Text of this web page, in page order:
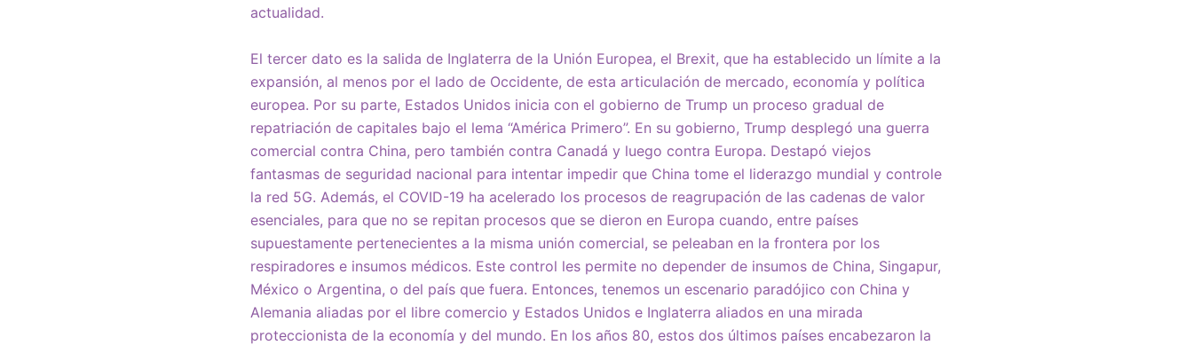
actualidad.
El tercer dato es la salida de Inglaterra de la Unión Europea, el Brexit, que ha establecido un límite a la
expansión, al menos por el lado de Occidente, de esta articulación de mercado, economía y política
europea. Por su parte, Estados Unidos inicia con el gobierno de Trump un proceso gradual de
repatriación de capitales bajo el lema “América Primero”. En su gobierno, Trump desplegó una guerra
comercial contra China, pero también contra Canadá y luego contra Europa. Destapó viejos
fantasmas de seguridad nacional para intentar impedir que China tome el liderazgo mundial y controle
la red 5G. Además, el COVID-19 ha acelerado los procesos de reagrupación de las cadenas de valor
esenciales, para que no se repitan procesos que se dieron en Europa cuando, entre países
supuestamente pertenecientes a la misma unión comercial, se peleaban en la frontera por los
respiradores e insumos médicos. Este control les permite no depender de insumos de China, Singapur,
México o Argentina, o del país que fuera. Entonces, tenemos un escenario paradójico con China y
Alemania aliadas por el libre comercio y Estados Unidos e Inglaterra aliados en una mirada
proteccionista de la economía y del mundo. En los años 80, estos dos últimos países encabezaron la